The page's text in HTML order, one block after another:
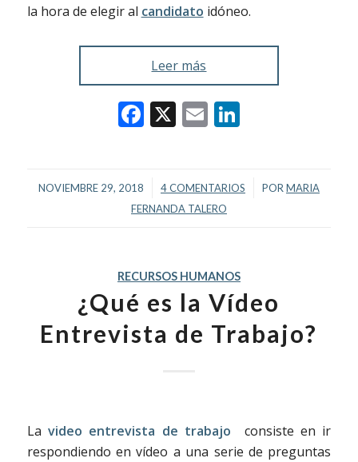
la hora de elegir al candidato idóneo.
Leer más
Facebook
X EmailLinkedIn
NOVIEMBRE 29, 2018
/ 4 COMENTARIOS
/ POR MARIA
FERNANDA TALERO
RECURSOS HUMANOS
¿Qué es la Vídeo
Entrevista de Trabajo?
La video entrevista de trabajo
consiste en ir
respondiendo en vídeo a una serie de preguntas